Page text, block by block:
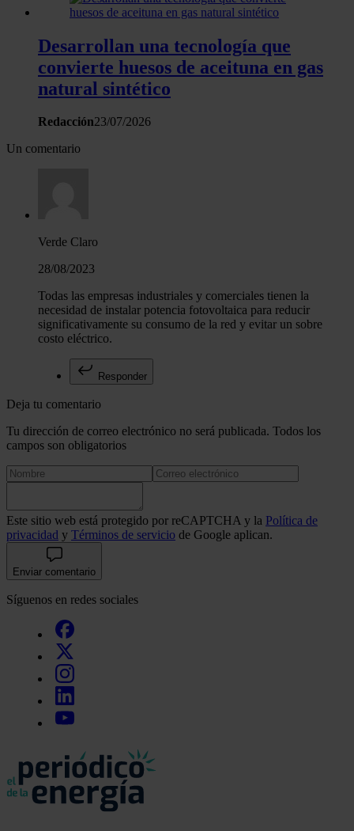
Desarrollan una tecnología que
convierte huesos de aceituna en gas
natural sintético
Redacción23/07/2026
Un comentario
Verde Claro
28/08/2023
Todas las empresas industriales y comerciales tienen la
necesidad de instalar potencia fotovoltaica para reducir
significativamente su consumo de la red y evitar un sobre
costo eléctrico.
Responder
Deja tu comentario
Tu dirección de correo electrónico no será publicada. Todos los
campos son obligatorios
Este sitio web está protegido por reCAPTCHA y la Política de
privacidad y Términos de servicio de Google aplican.
Enviar comentario
Síguenos en redes sociales